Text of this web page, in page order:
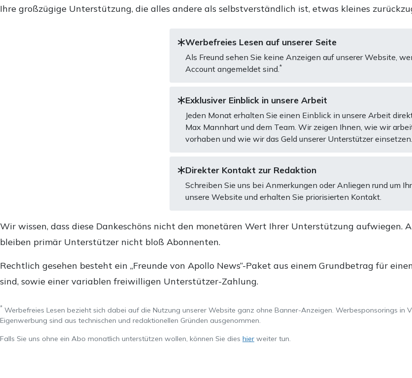
Ihre großzügige Unterstützung, die alles andere als selbstverständlich ist, etwas kleines
Werbefreies Lesen auf unserer Seite
Als Freund sehen Sie keine Anzeigen auf unserer Website,
Account angemeldet sind. *
Exklusiver Einblick in unsere Arbeit
Jeden Monat erhalten Sie einen Einblick in unsere Arbeit
Max Mannhart und dem Team. Wir zeigen Ihnen, wie wir
vorhaben und wie wir das Geld unserer Unterstützer einsetzen.
Direkter Kontakt zur Redaktion
Schreiben Sie uns bei Anmerkungen oder Anliegen rund um
unsere Website und erhalten Sie priorisierten Kontakt.
Wir wissen, dass diese Dankeschöns nicht den monetären Wert Ihrer Unterstützung aufwiegen.
bleiben primär Unterstützer nicht bloß Abonnenten.
Rechtlich gesehen besteht ein „Freunde von Apollo News“-Paket aus einem Grundbetrag für
sind, sowie einer variablen freiwilligen Unterstützer-Zahlung.
* Werbefreies Lesen bezieht sich dabei auf die Nutzung unserer Website ganz ohne Banner-Anzeigen. Werbesponsorings in
Eigenwerbung sind aus technischen und redaktionellen Gründen ausgenommen.
Falls Sie uns ohne ein Abo monatlich unterstützen wollen, können Sie dies hier weiter tun.